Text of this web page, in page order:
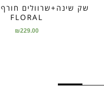
FLORAL
₪229.00